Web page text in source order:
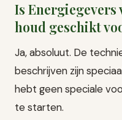
Is Energiegevers
houd geschikt
Ja, absoluut. De
beschrijven zijn
hebt geen speciale
te starten.